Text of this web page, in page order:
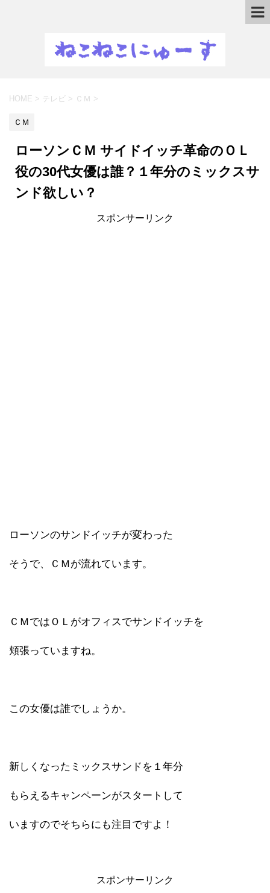
HOME > テレビ > ＣＭ >
ＣＭ
ローソンＣＭ サイドイッチ革命のＯＬ
役の30代女優は誰？１年分のミックスサ
ンド欲しい？
スポンサーリンク
ローソンのサンドイッチが変わった
そうで、ＣＭが流れています。
ＣＭではＯＬがオフィスでサンドイッチを
頬張っていますね。
この女優は誰でしょうか。
新しくなったミックスサンドを１年分
もらえるキャンペーンがスタートして
いますのでそちらにも注目ですよ！
スポンサーリンク